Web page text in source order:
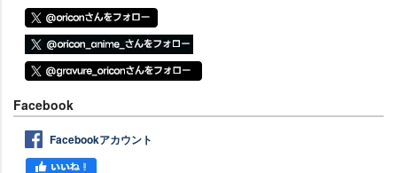
Facebook
Facebookアカウント